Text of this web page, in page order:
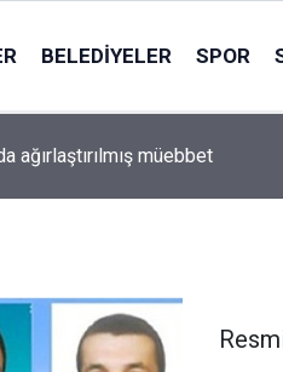
BELEDIYELER SPOR
müebbet